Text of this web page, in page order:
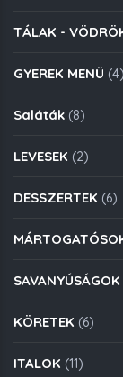
TÁLAK -
GYEREK MENÜ (4)
Saláták (8)
LEVESEK (2)
DESSZERTEK (6)
SAVANYÚSÁGOK
KÖRETEK (6)
ITALOK (11)